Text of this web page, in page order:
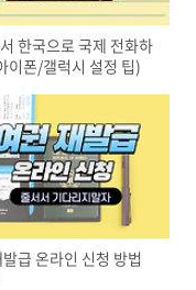
한국으로 국제 전화하
이폰/갤럭시 설정 팁)
급 온라인 신청 방법